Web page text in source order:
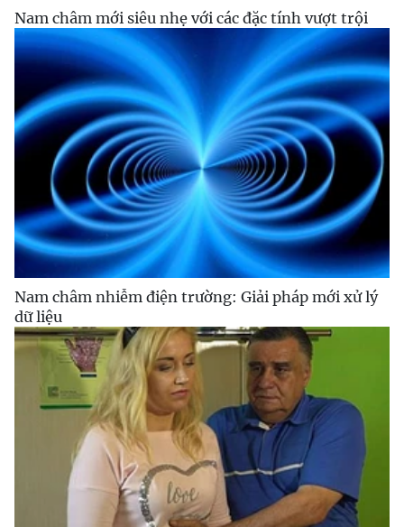
Nam châm mới siêu nhẹ với các đặc tính vượt trội
Nam châm nhiễm điện trường: Giải pháp mới xử lý
dữ liệu